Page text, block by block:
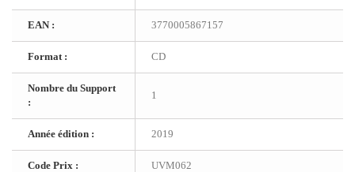
EAN : 3770005867157
Format : CD
Nombre du Support
:
1
Année édition : 2019
Code Prix : UVM062